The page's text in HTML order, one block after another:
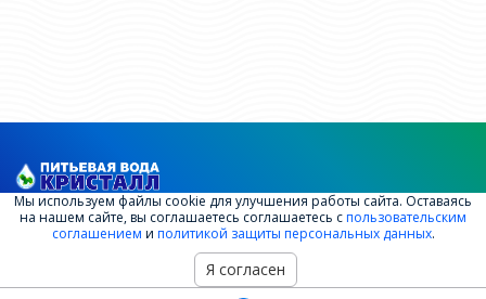
2008-2026 ООО ПК "Кристалл"
Мы используем файлы cookie для улучшения работы сайта. Оставаясь
на нашем сайте, вы соглашаетесь соглашаетесь спользовательским
соглашением и политикой защиты персональных данных.
Я согласен